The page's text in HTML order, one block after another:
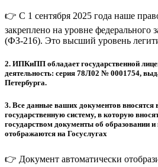
👉 С 1 сентября 2025 года наше
закреплено на уровне федерального
(ФЗ-216). Это высший уровень
2. ИПКиПП обладает государственной
деятельность: серия 78Л02 № 0001754,
Петербурга.
3. Все данные ваших документов
государственную систему, в которую
государством документы об образовании
отображаются на Госуслугах
👉 Документ автоматически